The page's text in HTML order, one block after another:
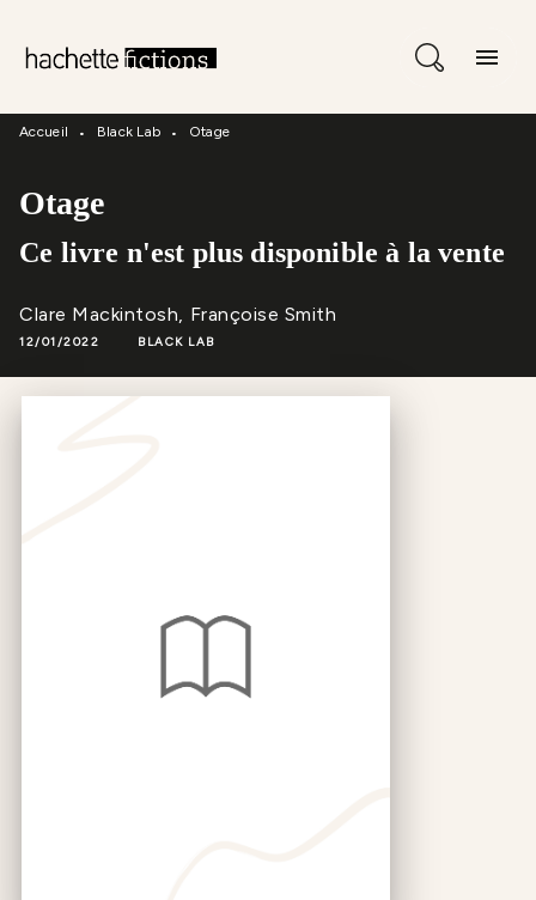
menu
Accueil • Black Lab • Otage
Otage
Ce livre n'est plus disponible à la vente
Clare Mackintosh, Françoise Smith
12/01/2022 BLACK LAB